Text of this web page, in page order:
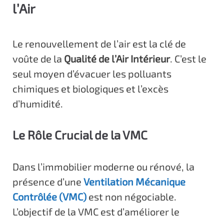
l’Air
Le renouvellement de l’air est la clé de
voûte de la Qualité de l’Air Intérieur. C’est le
seul moyen d’évacuer les polluants
chimiques et biologiques et l’excès
d’humidité.
Le Rôle Crucial de la VMC
Dans l’immobilier moderne ou rénové, la
présence d’une Ventilation Mécanique
Contrôlée (VMC) est non négociable.
L’objectif de la VMC est d’améliorer le